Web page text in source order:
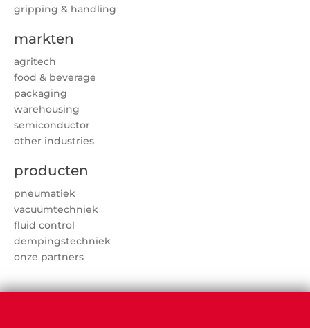
gripping & handling
markten
agritech
food & beverage
packaging
warehousing
semiconductor
other industries
producten
pneumatiek
vacuümtechniek
fluid control
dempingstechniek
onze partners